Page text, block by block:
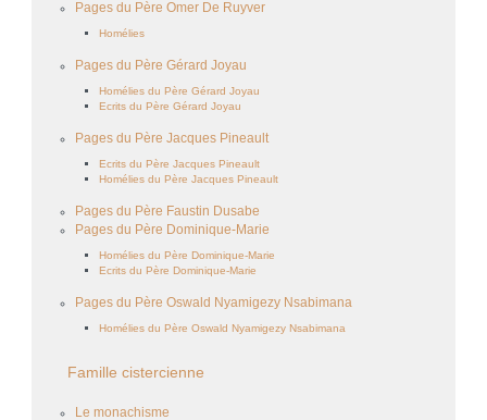
Pages du Père Omer De Ruyver
Homélies
Pages du Père Gérard Joyau
Homélies du Père Gérard Joyau
Ecrits du Père Gérard Joyau
Pages du Père Jacques Pineault
Ecrits du Père Jacques Pineault
Homélies du Père Jacques Pineault
Pages du Père Faustin Dusabe
Pages du Père Dominique-Marie
Homélies du Père Dominique-Marie
Ecrits du Père Dominique-Marie
Pages du Père Oswald Nyamigezy Nsabimana
Homélies du Père Oswald Nyamigezy Nsabimana
Famille cistercienne
Le monachisme